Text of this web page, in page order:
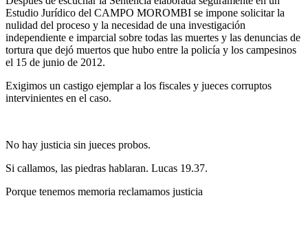
Estudio Jurídico del CAMPO MOROMBI se impone solicitar la
nulidad del proceso y la necesidad de una investigación
independiente e imparcial sobre todas las muertes y las denuncias de
tortura que dejó muertos que hubo entre la policía y los campesinos
el 15 de junio de 2012.
Exigimos un castigo ejemplar a los fiscales y jueces corruptos
intervinientes en el caso.
No hay justicia sin jueces probos.
Si callamos, las piedras hablaran. Lucas 19.37.
Porque tenemos memoria reclamamos justicia